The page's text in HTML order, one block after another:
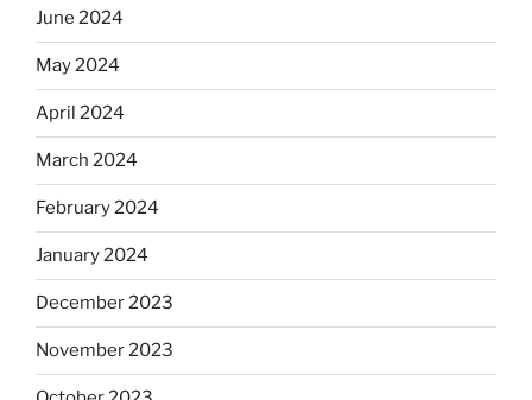
June 2024
May 2024
April 2024
March 2024
February 2024
January 2024
December 2023
November 2023